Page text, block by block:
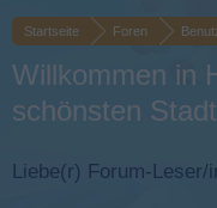
Startseite Foren
Willkommen in
schönsten
Liebe(r) Forum-Leser/